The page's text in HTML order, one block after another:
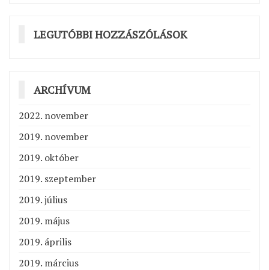
LEGUTÓBBI HOZZÁSZÓLÁSOK
ARCHÍVUM
2022. november
2019. november
2019. október
2019. szeptember
2019. július
2019. május
2019. április
2019. március